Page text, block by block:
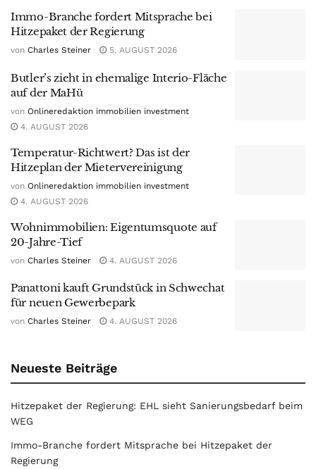
Immo-Branche fordert Mitsprache bei
Hitzepaket der Regierung
von Charles Steiner 5. AUGUST 2026
Butler’s zieht in ehemalige Interio-Fläche
auf der MaHü
von Onlineredaktion immobilien investment
4. AUGUST 2026
Temperatur-Richtwert? Das ist der
Hitzeplan der Mietervereinigung
von Onlineredaktion immobilien investment
4. AUGUST 2026
Wohnimmobilien: Eigentumsquote auf
20-Jahre-Tief
von Charles Steiner 4. AUGUST 2026
Panattoni kauft Grundstück in Schwechat
für neuen Gewerbepark
von Charles Steiner 4. AUGUST 2026
Neueste Beiträge
Hitzepaket der Regierung: EHL sieht Sanierungsbedarf beim
WEG
Immo-Branche fordert Mitsprache bei Hitzepaket der
Regierung